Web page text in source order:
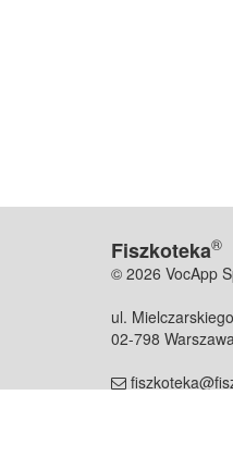
Fiszkoteka®
© 2026 VocApp
ul.
02-798